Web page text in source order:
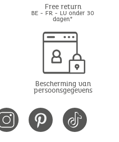
Free return
BE - FR - LU onder 30
dagen*
Bescherming van
persoonsgegevens